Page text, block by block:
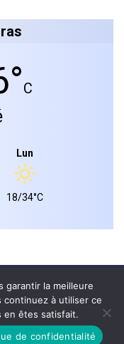
C
Lun
18/34°C
réservés.
garantir la meilleure
à utiliser ce
en êtes satisfait.
de confidentialité